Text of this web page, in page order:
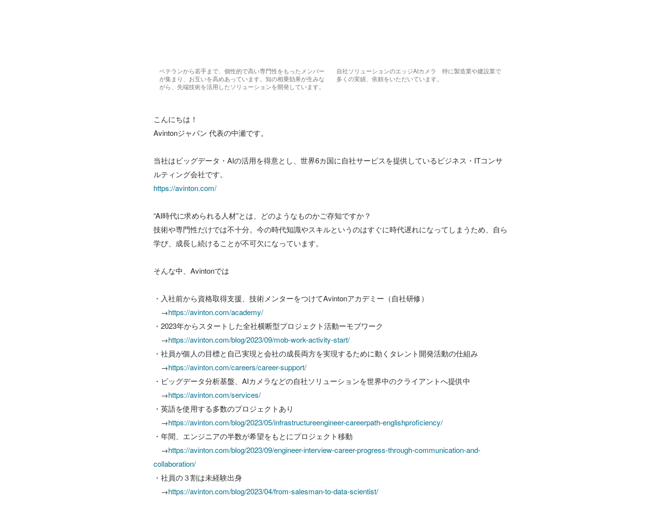
ベテランから若手まで、個性的で高い専門性をもったメンバー
が集まり、お互いを高めあっています。知の相乗効果が生みな
がら、先端技術を活用したソリューションを開発しています。
自社ソリューションのエッジAIカメラ　特に製造業や建設業で
多くの実績、依頼をいただいています。
こんにちは！
Avintonジャパン 代表の中瀬です。
当社はビッグデータ・AIの活用を得意とし、世界6カ国に自社サービスを提供しているビジネス・ITコンサ
https://avinton.com/
“AI時代に求められる人材”とは、どのようなものかご存知ですか？
技術や専門性だけでは不十分。今の時代知識やスキルというのはすぐに時代遅れになってしまうため、自ら
学び、成長し続けることが不可欠になっています。
そんな中、Avintonでは
・入社前から資格取得支援、技術メンターをつけてAvintonアカデミー（自社研修）
→https://avinton.com/academy/
・2023年からスタートした全社横断型プロジェクト活動ーモブワーク
→https://avinton.com/blog/2023/09/mob-work-activity-start/
・社員が個人の目標と自己実現と会社の成長両方を実現するために動くタレント開発活動の仕組み
→https://avinton.com/careers/career-support/
・ビッグデータ分析基盤、AIカメラなどの自社ソリューションを世界中のクライアントへ提供中
→https://avinton.com/services/
・英語を使用する多数のプロジェクトあり
→https://avinton.com/blog/2023/05/infrastructureengineer-careerpath-englishproficiency/
・年間、エンジニアの半数が希望をもとにプロジェクト移動
→https://avinton.com/blog/2023/09/engineer-interview-career-progress-through-communication-and-
collaboration/
・社員の３割は未経験出身
→https://avinton.com/blog/2023/04/from-salesman-to-data-scientist/